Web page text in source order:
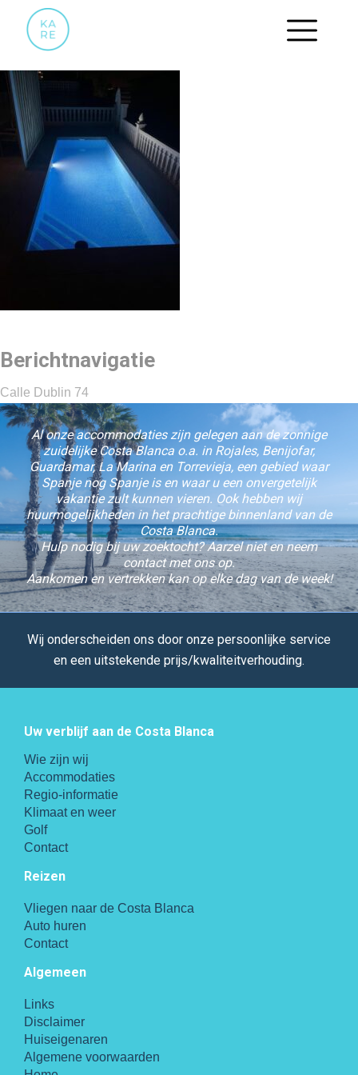
ZWEMBAD NACHT
Berichtnavigatie
Calle Dublin 74
Al onze accommodaties zijn gelegen aan de zonnige
zuidelijke Costa Blanca o.a. in Rojales, Benijofar,
Guardamar, La Marina en Torrevieja, een gebied waar
Spanje nog Spanje is en waar u een onvergetelijk
vakantie zult kunnen vieren. Ook hebben wij
huurmogelijkheden in het prachtige binnenland van de
Costa Blanca.
Hulp nodig bij uw zoektocht? Aarzel niet en neem
contact met ons op.
Aankomen en vertrekken kan op elke dag van de week!
Wij onderscheiden ons door onze persoonlijke service
en een uitstekende prijs/kwaliteitverhouding.
Uw verblijf aan de Costa Blanca
Wie zijn wij
Accommodaties
Regio-informatie
Klimaat en weer
Golf
Contact
Reizen
Vliegen naar de Costa Blanca
Auto huren
Contact
Algemeen
Links
Disclaimer
Huiseigenaren
Algemene voorwaarden